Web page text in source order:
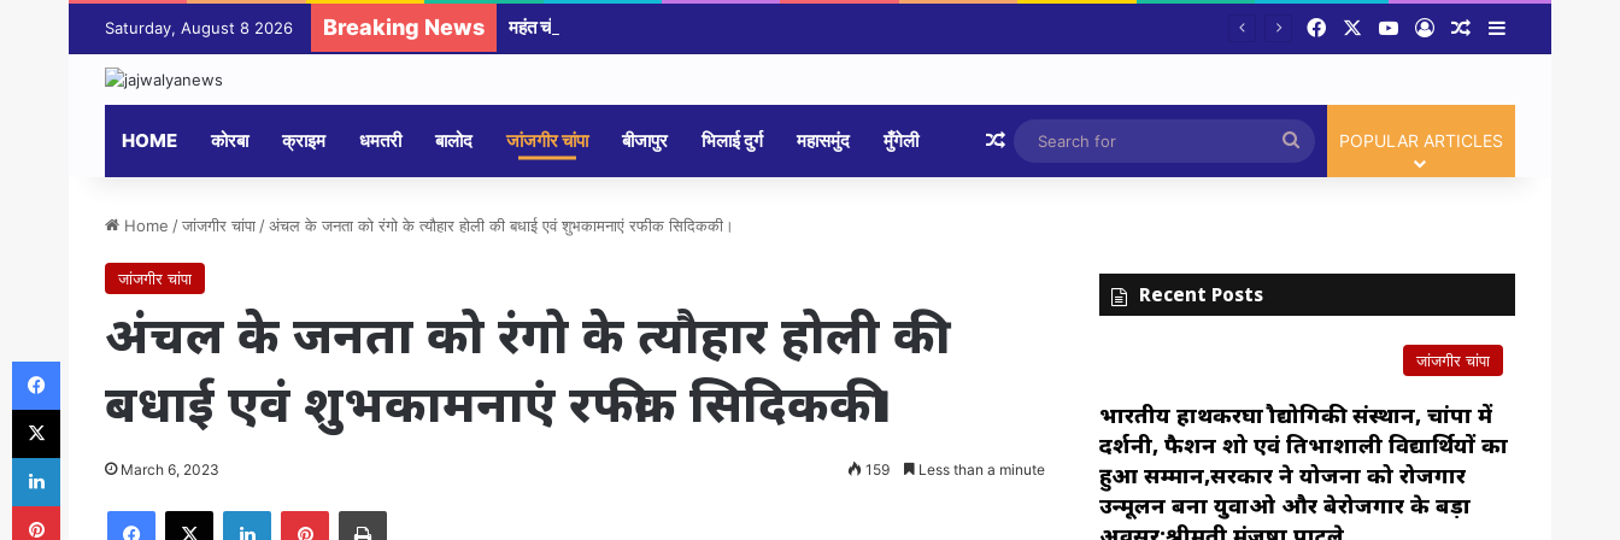
Saturday, August 8 2026 Breaking News महंत चंडी मंदिर चोरी का खुलासा, पुलिस ने किया 4 आरोपी गिरफ्तार आज होगा खुलासा FacebookYouTube
Log InRandom Article
Sidebar
HOME कोरबा क्राइम धमतरी बालोद जांजगीर चांपा बीजापुर भिलाई दुर्ग महासमुंद मुँगेली Random Article
Search
for
POPULAR ARTICLES
Home /जांजगीर चांपा /अंचल के जनता को रंगो के त्यौहार होली की बधाई एवं शुभकामनाएं रफीक सिदिककी।
जांजगीर चांपा
अंचल के जनता को रंगो के त्यौहार होली की
बधाई एवं शुभकामनाएं रफीक सिदिककी।
March 6, 2023 159 Less than a minute
Facebook
X LinkedInPinterestPrint
Recent Posts
जांजगीर चांपा
भारतीय हाथकरघा प्रौद्योगिकी संस्थान, चांपा में
प्रदर्शनी, फैशन शो एवं प्रतिभाशाली विद्यार्थियों का
हुआ सम्मान,सरकार ने योजना को रोजगार
उन्मूलन बना युवाओ और बेरोजगार के बड़ा
Facebook
X
LinkedIn
Pinterest